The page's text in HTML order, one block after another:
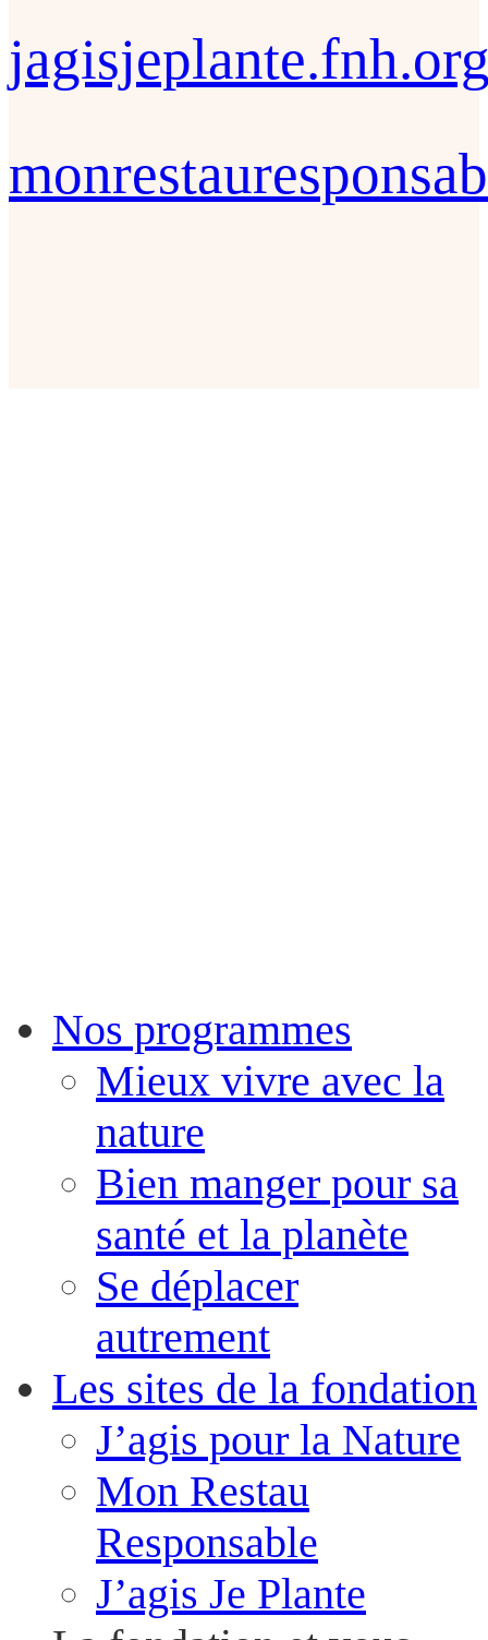
Nos programmes
Mieux vivre avec la
nature
Bien manger pour sa
santé et la planète
Se déplacer
autrement
Les sites de la fondation
J’agis pour la Nature
Mon Restau
Responsable
J’agis Je Plante